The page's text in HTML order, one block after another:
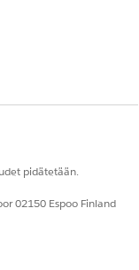
pidätetään.
02150 Espoo Finland